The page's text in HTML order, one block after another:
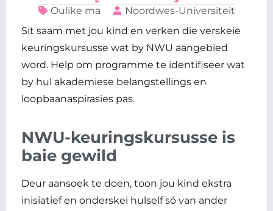
Oulike ma
Noordwes-Universiteit
Sit saam met jou kind en verken die verskeie
keuringskursusse wat by NWU aangebied
word. Help om programme te identifiseer wat
by hul akademiese belangstellings en
loopbaanaspirasies pas.
NWU-keuringskursusse is
baie gewild
Deur aansoek te doen, toon jou kind ekstra
inisiatief en onderskei hulself só van ander